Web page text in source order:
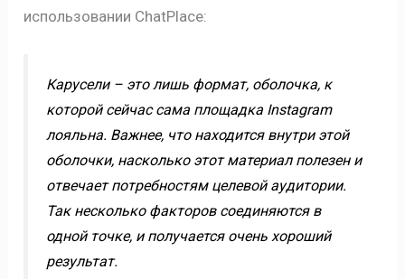
использовании ChatPlace:
Карусели – это лишь формат, оболочка, к
которой сейчас сама площадка Instagram
лояльна. Важнее, что находится внутри этой
оболочки, насколько этот материал полезен и
отвечает потребностям целевой аудитории.
Так несколько факторов соединяются в
одной точке, и получается очень хороший
результат.